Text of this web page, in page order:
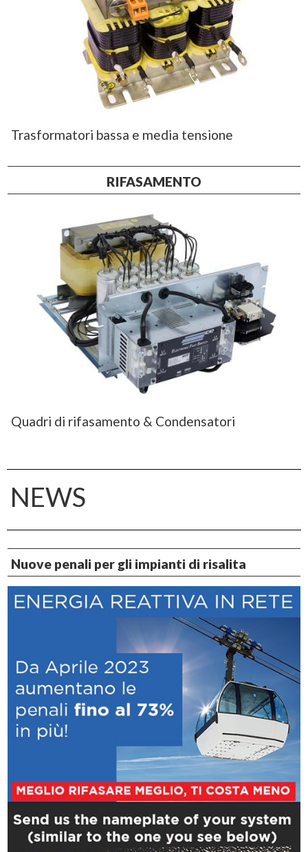
Trasformatori bassa e media tensione
RIFASAMENTO
Quadri di rifasamento & Condensatori
NEWS
Nuove penali per gli impianti di risalita